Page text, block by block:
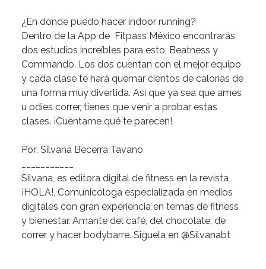
¿En dónde puedo hacer indoor running?
Dentro de la App de Fitpass México encontrarás
dos estudios increíbles para esto, Beatness y
Commando. Los dos cuentan con el mejor equipo
y cada clase te hará quemar cientos de calorías de
una forma muy divertida. Así que ya sea que ames
u odies correr, tienes que venir a probar estas
clases. ¡Cuéntame qué te parecen!
Por: Silvana Becerra Tavano
Silvana, es editora digital de fitness en la revista
¡HOLA!, Comunicóloga especializada en medios
digitales con gran experiencia en temas de fitness
y bienestar. Amante del café, del chocolate, de
correr y hacer bodybarre. Siguela en @Silvanabt